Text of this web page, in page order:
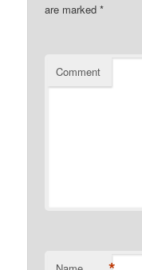
are marked*
Comment